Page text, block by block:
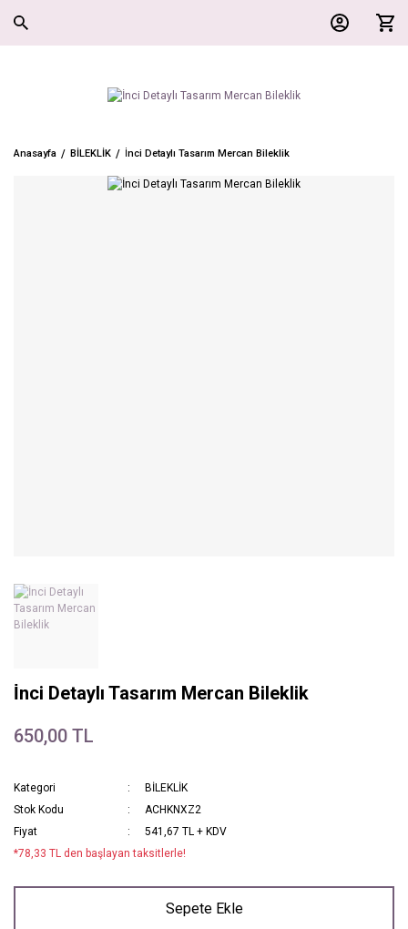
Anasayfa BİLEKLİK İnci Detaylı Tasarım Mercan Bileklik
İnci Detaylı Tasarım Mercan Bileklik
650,00 TL
Kategori
BİLEKLİK
Stok Kodu
ACHKNXZ2
Fiyat
541,67 TL + KDV
*78,33 TL den başlayan taksitlerle!
Sepete Ekle